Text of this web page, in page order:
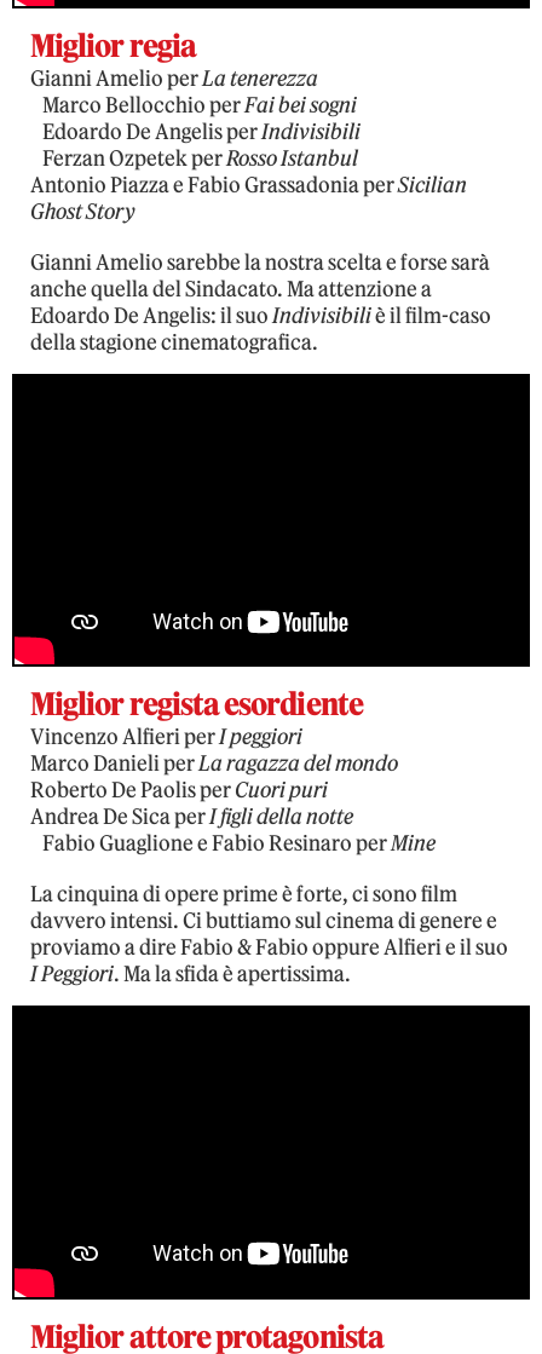
Miglior regia
Gianni Amelio perLa tenerezza
Marco Bellocchio perFai bei sogni
Edoardo De Angelis perIndivisibili
Ferzan Ozpetek perRosso Istanbul
Antonio Piazza e Fabio Grassadonia perSicilian
Ghost Story
Gianni Amelio sarebbe la nostra scelta e forse sarà
anche quella del Sindacato. Ma attenzione a
Edoardo De Angelis: il suoIndivisibiliè il film-caso
della stagione cinematografica.
Miglior regista esordiente
Vincenzo Alfieri perI peggiori
Marco Danieli perLa ragazza del mondo
Roberto De Paolis perCuori puri
Andrea De Sica perI figli della notte
Fabio Guaglione e Fabio Resinaro perMine
La cinquina di opere prime è forte, ci sono film
davvero intensi. Ci buttiamo sul cinema di genere e
proviamo a dire Fabio & Fabio oppure Alfieri e il suo
I Peggiori. Ma la sfida è apertissima.
Miglior attore protagonista